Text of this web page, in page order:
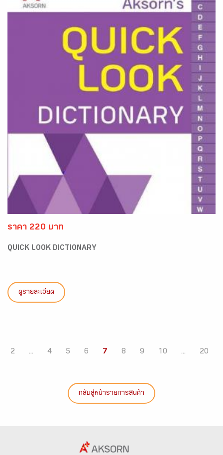
ราคา 220 บาท
QUICK LOOK DICTIONARY
ดูรายละเอียด
2 ... 4 5 6 7 8 9 10 ... 20
กลับสู่หน้ารายการสินค้า